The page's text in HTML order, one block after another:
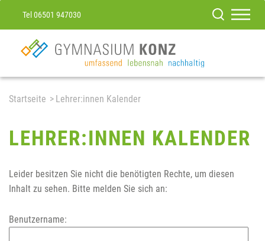
Tel 06501 947030
Startseite Lehrer:innen Kalender
LEHRER:INNEN KALENDER
Leider besitzen Sie nicht die benötigten Rechte, um diesen
Inhalt zu sehen. Bitte melden Sie sich an:
Benutzername: